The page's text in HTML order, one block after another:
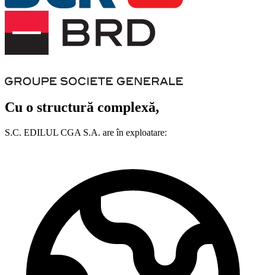
Cu o structură complexă,
S.C. EDILUL CGA S.A. are în exploatare: